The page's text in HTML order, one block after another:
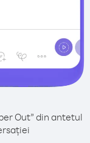
Out” din antetul